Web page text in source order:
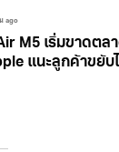
ago
M5 เริ่มขาดต
แนะลูกค้าขยับ